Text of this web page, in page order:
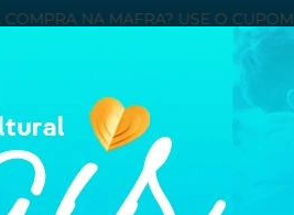
COMPRA NA MAFRA? USE O CUPOM
ORTOPEDIA E REABILITAÇAO